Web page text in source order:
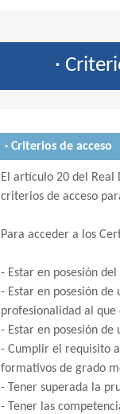
·
· Criterios de acceso
El artículo 20 del
criterios de acceso
Para acceder a los
- Estar en posesión
- Estar en posesión
profesionalidad al que
- Estar en posesión
- Cumplir el requisito
formativos de grado
- Tener superada la
- Tener las